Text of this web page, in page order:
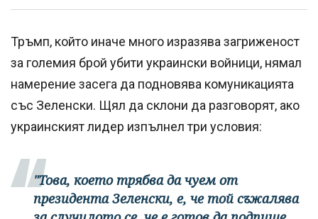
Тръмп, който иначе много изразява загриженост
за големия брой убити украински войници, нямал
намерение засега да подновява комуникацията
със Зеленски. Щял да склони да разговорят, ако
украинският лидер изпълнел три условия:
"Това, което трябва да чуем от
президента Зеленски, е, че той съжалява